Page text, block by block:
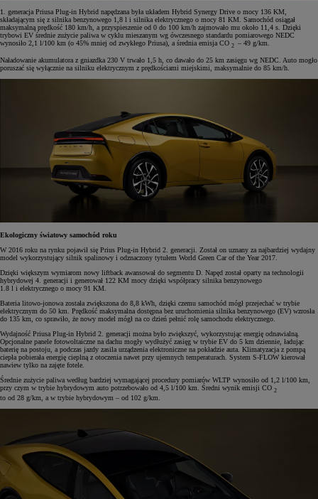
1. generacja Priusa Plug-in Hybrid napędzana była układem Hybrid Synergy Drive o mocy 136 KM,
składającym się z silnika benzynowego 1,8 l i silnika elektrycznego o mocy 81 KM. Samochód osiągał
maksymalną prędkość 180 km/h, a przyspieszenie od 0 do 100 km/h zajmowało mu około 11,4 s. Dzięki
trybowi EV średnie zużycie paliwa w cyklu mieszanym wg ówczesnego standardu pomiarowego NEDC
wynosiło 2,1 l/100 km (o 45% mniej od zwykłego Priusa), a średnia emisja CO 2 – 49 g/km.
Naładowanie akumulatora z gniazdka 230 V trwało 1,5 h, co dawało do 25 km zasięgu wg NEDC. Auto mogło
poruszać się wyłącznie na silniku elektrycznym z prędkościami miejskimi, maksymalnie do 85 km/h.
Ekologiczny światowy samochód roku
W 2016 roku na rynku pojawił się Prius Plug-in Hybrid 2. generacji. Został on uznany za najbardziej wydajny
model wykorzystujący silnik spalinowy i odznaczony tytułem World Green Car of the Year 2017.
Dzięki większym wymiarom nowy liftback awansował do segmentu D. Napęd został oparty na technologii
hybrydowej 4. generacji i generował 122 KM mocy dzięki współpracy silnika benzynowego
1.8 l i elektrycznego o mocy 91 KM.
Bateria litowo-jonowa została zwiększona do 8,8 kWh, dzięki czemu samochód mógł przejechać w trybie
elektrycznym do 50 km. Prędkość maksymalna dostępna bez uruchomienia silnika benzynowego (EV) wzrosła
do 135 km, co sprawiło, że nowy model mógł na co dzień pełnić rolę samochodu elektrycznego.
Wydajność Priusa Plug-in Hybrid 2. generacji można było zwiększyć, wykorzystując energię odnawialną.
Opcjonalne panele fotowoltaiczne na dachu mogły wydłużyć zasięg w trybie EV do 5 km dziennie, ładując
baterię na postoju, a podczas jazdy zasila urządzenia elektroniczne na pokładzie auta. Klimatyzacja z pompą
ciepła pobierała energię cieplną z otoczenia nawet przy ujemnych temperaturach. System S-FLOW kierował
nawiew tylko na zajęte fotele.
Średnie zużycie paliwa według bardziej wymagającej procedury pomiarów WLTP wynosiło od 1,2 l/100 km,
przy czym w trybie hybrydowym auto potrzebowało od 4,5 l/100 km. Średni wynik emisji CO 2
to od 28 g/km, a w trybie hybrydowym – od 102 g/km.